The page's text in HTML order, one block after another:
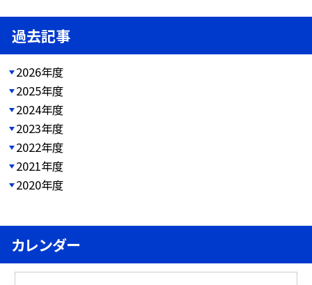
過去記事
2026年度
2025年度
2024年度
2023年度
2022年度
2021年度
2020年度
カレンダー